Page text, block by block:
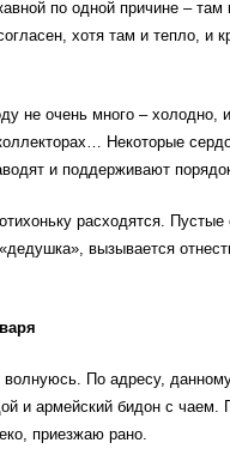
по одной причине – там
хотя там и тепло, и
не очень много – холодно,
Некоторые
и поддерживают
расходятся. Пустые
вызывается
По адресу,
и армейский бидон с чаем.
приезжаю рано.